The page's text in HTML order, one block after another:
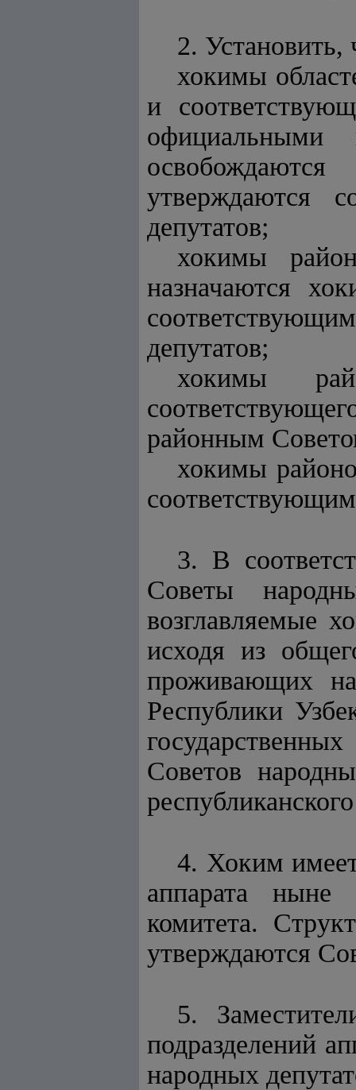
2. Установить,
хокимы
и
официальными
утверждаются
депутатов;
хокимы
назначаются
депутатов;
хокимы
районным
хокимы
3. В
Советы
возглавляемые
исходя из
проживающих
Республики
Советов
4. Хоким
аппарата ныне
комитета.
утверждаются
5.
подразделений
народных